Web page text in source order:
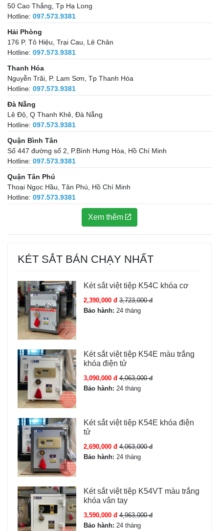
50 Cao Thắng, Tp Hạ Long
Hotline: 097.573.9381
Hải Phòng
176 P. Tô Hiệu, Trại Cau, Lê Chân
Hotline: 097.573.9381
Thanh Hóa
Nguyễn Trãi, P. Lam Sơn, Tp Thanh Hóa
Hotline: 097.573.9381
Đà Nẵng
Lê Độ, Q Thanh Khê, Đà Nẵng
Hotline: 097.573.9381
Quận Bình Tân
Số 447 đường số 2, P.Bình Hưng Hòa, Hồ Chí Minh
Hotline: 097.573.9381
Quận Tân Phú
Thoại Ngọc Hầu, Tân Phú, Hồ Chí Minh
Hotline: 097.573.9381
Xem thêm
KÉT SẮT BÁN CHẠY NHẤT
Két sắt việt tiệp K54C khóa cơ
2,390,000 đ 3,723,000 đ
Bảo hành: 24 tháng
Két sắt việt tiệp K54E màu trắng
khóa điện tử
3,090,000 đ 4,063,000 đ
Bảo hành: 24 tháng
Két sắt việt tiệp K54E khóa điện
tử
2,690,000 đ 4,063,000 đ
Bảo hành: 24 tháng
Két sắt việt tiệp K54VT màu trắng
khóa vân tay
3,590,000 đ 4,963,000 đ
Bảo hành: 24 tháng